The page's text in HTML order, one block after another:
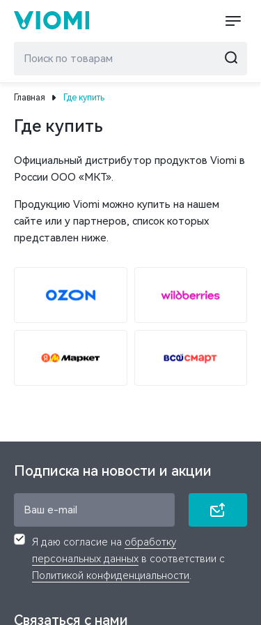
Главная Где купить
Где купить
Официальный дистрибутор продуктов Viomi в
России ООО «МКТ».
Продукцию Viomi можно купить на нашем
сайте или у партнеров, список которых
представлен ниже.
Подписка на новости и акции
Я даю согласие на обработку
персональных данных в соответствии с
Политикой конфиденциальности.
Связаться с нами